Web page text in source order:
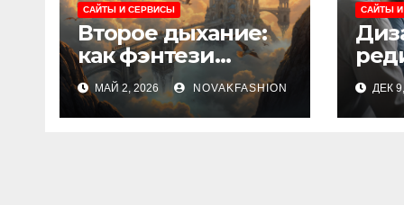
САЙТЫ И СЕРВИСЫ
Второе дыхание:
как фэнтези
меняет читателя и
культуру
МАЙ 2, 2026 NOVAKFASHION
САЙТЫ
ДЕК